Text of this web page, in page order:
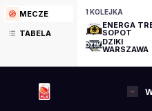
MECZE
TABELA
1 KOLEJKA
ENERGA
SOPOT
DZIKI
WARSZAWA